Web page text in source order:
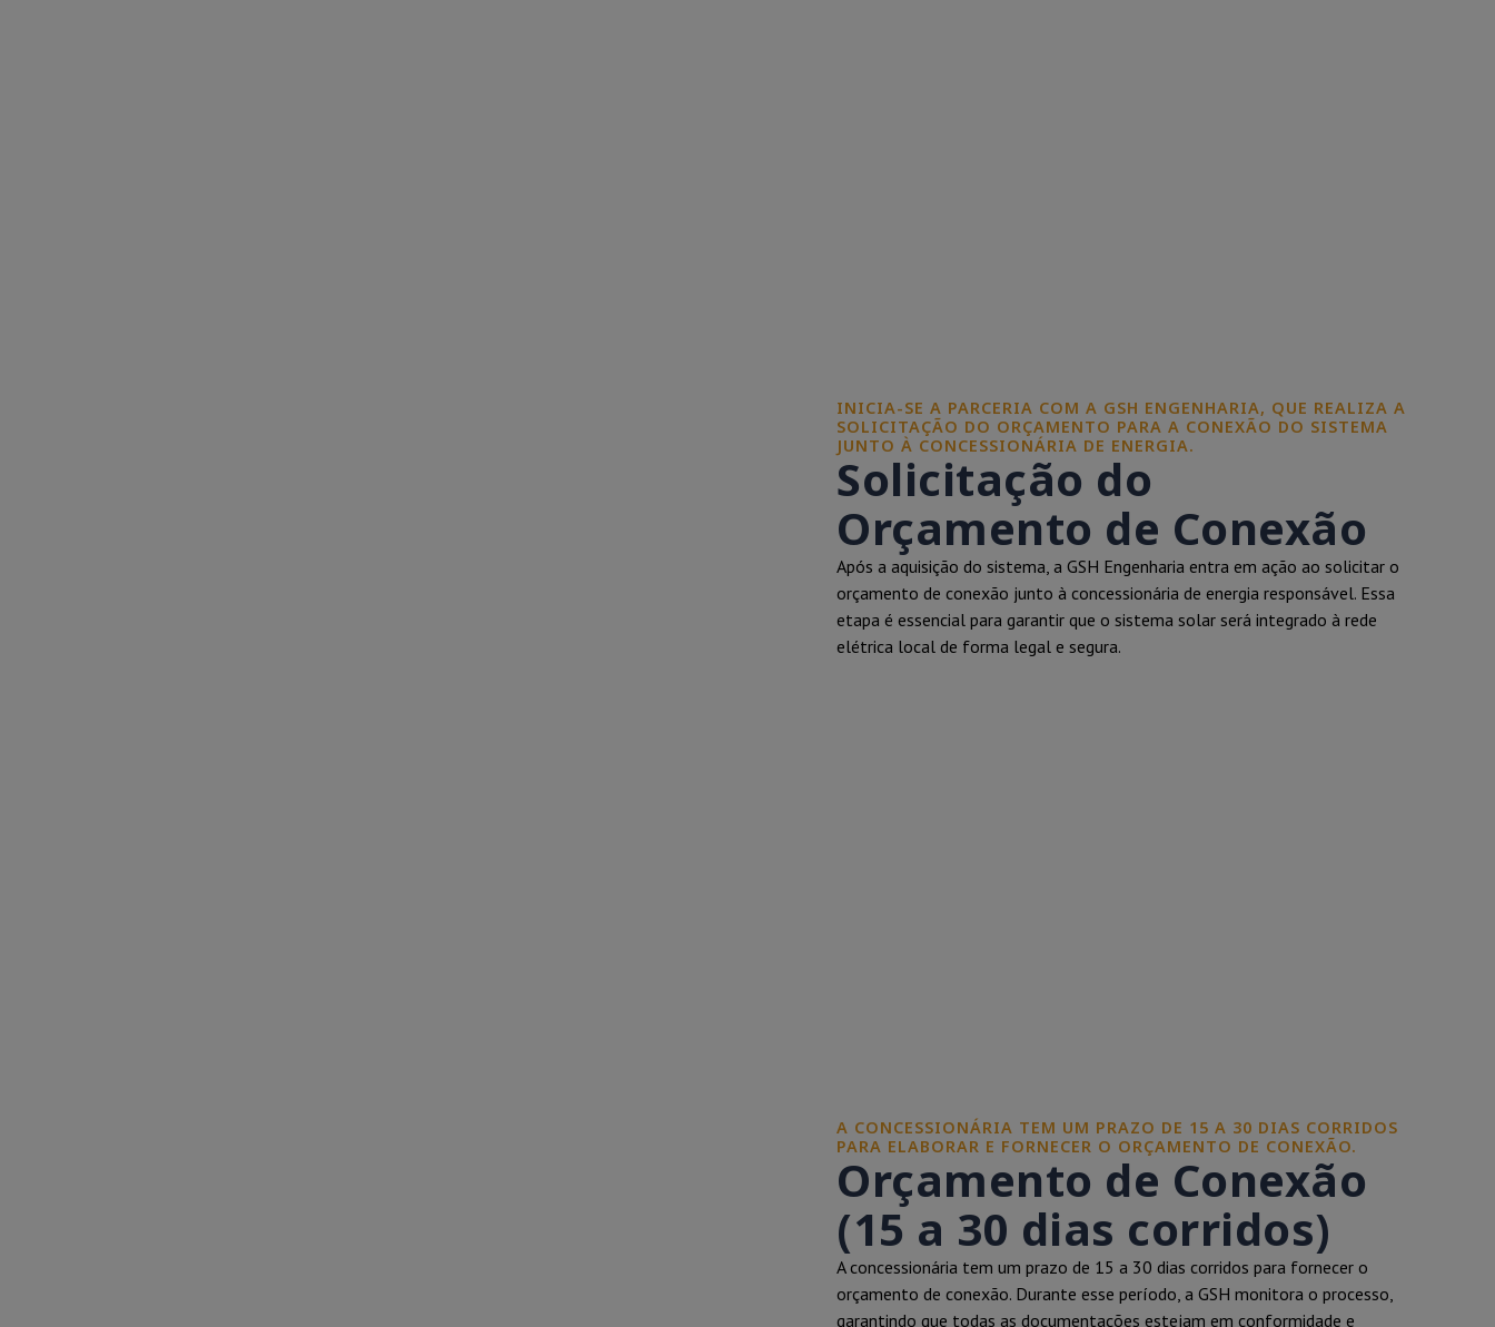
INICIA-SE A PARCERIA COM A GSH ENGENHARIA, QUE REALIZA A
SOLICITAÇÃO DO ORÇAMENTO PARA A CONEXÃO DO SISTEMA
JUNTO À CONCESSIONÁRIA DE ENERGIA.
Solicitação do
Orçamento de Conexão
Após a aquisição do sistema, a GSH Engenharia entra em ação ao solicitar o
orçamento de conexão junto à concessionária de energia responsável. Essa
etapa é essencial para garantir que o sistema solar será integrado à rede
elétrica local de forma legal e segura.
A CONCESSIONÁRIA TEM UM PRAZO DE 15 A 30 DIAS CORRIDOS
PARA ELABORAR E FORNECER O ORÇAMENTO DE CONEXÃO.
Orçamento de Conexão
(15 a 30 dias corridos)
A concessionária tem um prazo de 15 a 30 dias corridos para fornecer o
orçamento de conexão. Durante esse período, a GSH monitora o processo,
garantindo que todas as documentações estejam em conformidade e